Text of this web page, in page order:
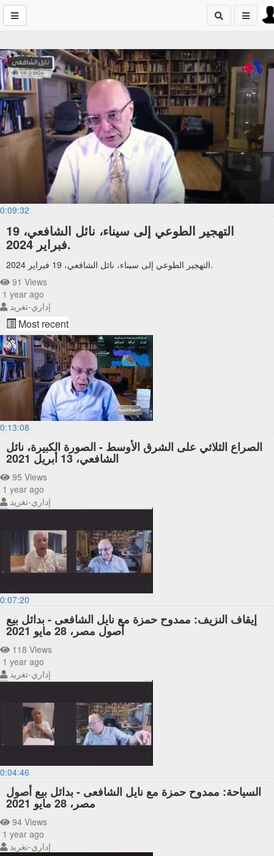
0:09:32
التهجير الطوعي إلى سيناء، نائل الشافعي، 19
فبراير 2024.
التهجير الطوعي إلى سيناء، نائل الشافعي، 19 فبراير 2024.
91 Views
1 year ago
إداري-تغريد
Most recent
0:13:08
الصراع الثلاثي على الشرق الأوسط - الصورة الكبيرة، نائل
الشافعي، 13 أبريل 2021
95 Views
1 year ago
إداري-تغريد
0:07:20
إيقاف النزيف: ممدوح حمزة مع نايل الشافعى - بدائل بيع
أصول مصر، 28 مايو 2021
118 Views
1 year ago
إداري-تغريد
0:04:46
السياحة: ممدوح حمزة مع نايل الشافعى - بدائل بيع أصول
مصر، 28 مايو 2021
94 Views
1 year ago
إداري-تغريد